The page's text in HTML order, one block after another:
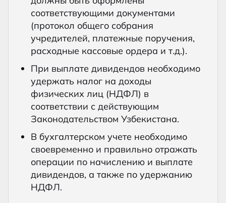
соответствующими документами
(протокол общего собрания
учредителей, платежные поручения,
расходные кассовые ордера и т.д.).
При выплате дивидендов необходимо
удержать налог на доходы
физических лиц (НДФЛ) в
соответствии с действующим
Законодательством Узбекистана.
В бухгалтерском учете необходимо
своевременно и правильно отражать
операции по начислению и выплате
дивидендов, а также по удержанию
НДФЛ.